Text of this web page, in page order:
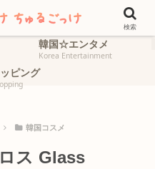
韓国☆旅行
韓国☆エンタメ
Korea Entertainment
ピング
韓国コスメ
ス Glass
検索